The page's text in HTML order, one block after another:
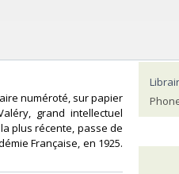
numéroté, sur papier
grand intellectuel
plus récente, passe de
Française, en 1925.